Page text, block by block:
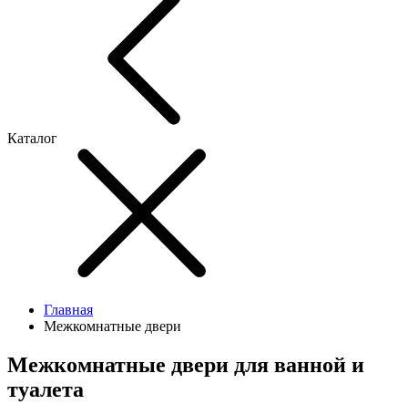
Каталог
Главная
Межкомнатные двери
Межкомнатные двери для ванной и
туалета